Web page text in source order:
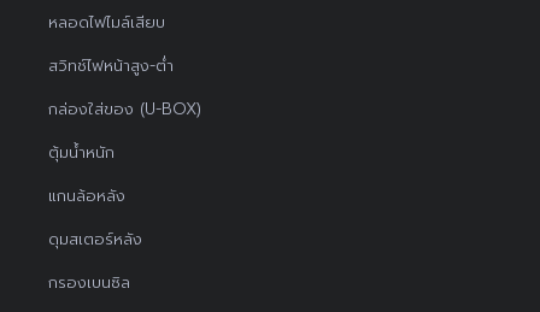
หลอดไฟไมล์เสียบ
สวิทช์ไฟหน้าสูง-ต่ำ
กล่องใส่ของ (U-BOX)
ตุ้มน้ำหนัก
แกนล้อหลัง
ดุมสเตอร์หลัง
กรองเบนซิล